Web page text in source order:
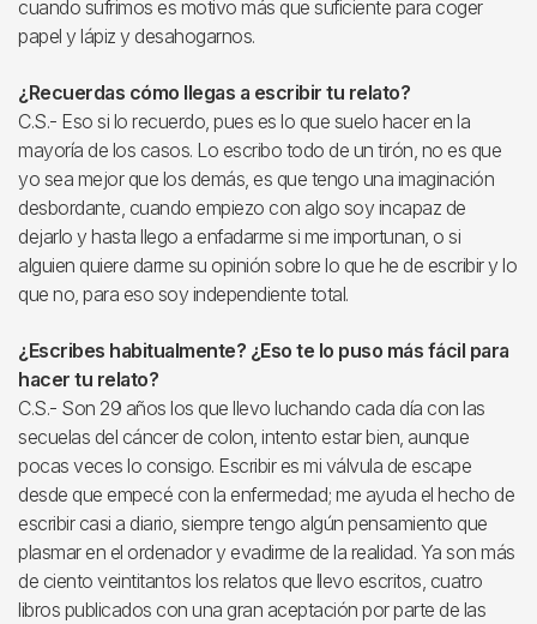
cuando sufrimos es motivo más que suficiente para coger
papel y lápiz y desahogarnos.
¿Recuerdas cómo llegas a escribir tu relato?
C.S.- Eso si lo recuerdo, pues es lo que suelo hacer en la
mayoría de los casos. Lo escribo todo de un tirón, no es que
yo sea mejor que los demás, es que tengo una imaginación
desbordante, cuando empiezo con algo soy incapaz de
dejarlo y hasta llego a enfadarme si me importunan, o si
alguien quiere darme su opinión sobre lo que he de escribir y lo
que no, para eso soy independiente total.
¿Escribes habitualmente? ¿Eso te lo puso más fácil para
hacer tu relato?
C.S.- Son 29 años los que llevo luchando cada día con las
secuelas del cáncer de colon, intento estar bien, aunque
pocas veces lo consigo. Escribir es mi válvula de escape
desde que empecé con la enfermedad; me ayuda el hecho de
escribir casi a diario, siempre tengo algún pensamiento que
plasmar en el ordenador y evadirme de la realidad. Ya son más
de ciento veintitantos los relatos que llevo escritos, cuatro
libros publicados con una gran aceptación por parte de las